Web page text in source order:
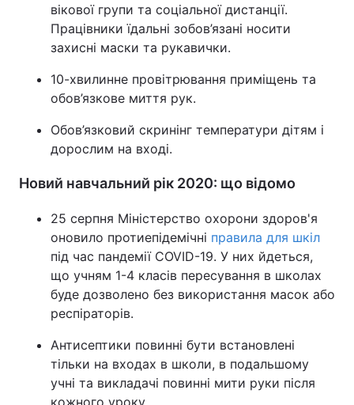
вікової групи та соціальної дистанції.
Працівники їдальні зобов’язані носити
захисні маски та рукавички.
10-хвилинне провітрювання приміщень та
обов’язкове миття рук.
Обов’язковий скринінг температури дітям і
дорослим на вході.
Новий навчальний рік 2020: що відомо
25 серпня Міністерство охорони здоров'я
оновило протиепідемічні правила для шкіл
під час пандемії COVID-19. У них йдеться,
що учням 1-4 класів пересування в школах
буде дозволено без використання масок або
респіраторів.
Антисептики повинні бути встановлені
тільки на входах в школи, в подальшому
учні та викладачі повинні мити руки після
кожного уроку.